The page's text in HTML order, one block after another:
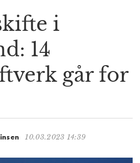
a
t
i
14
går for
10.03.2023 14:39